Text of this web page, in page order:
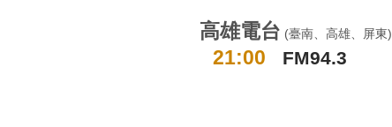
高雄電台 (臺南、高雄、屏東)
21:00 FM94.3